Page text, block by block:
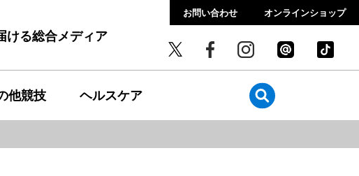
ける総合メディア
お問い合わせ オンラインショップ
他競技 ヘルスケア